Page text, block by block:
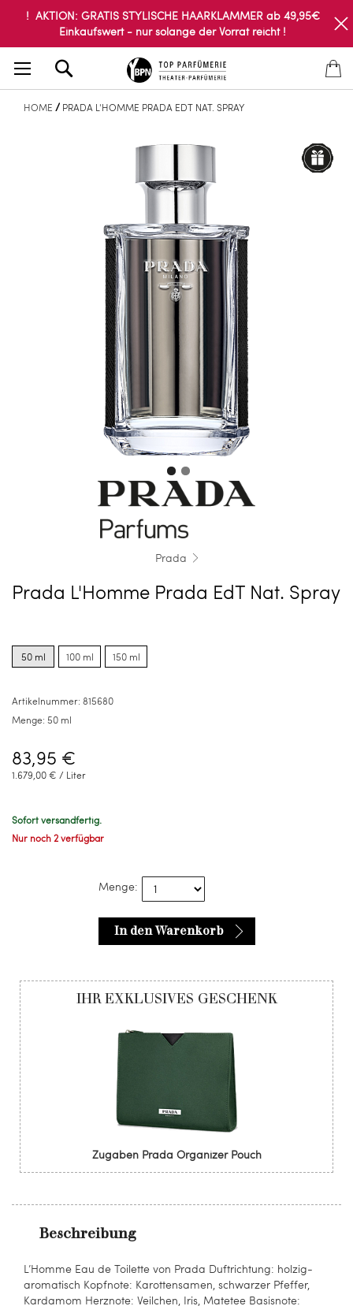
! AKTION: GRATIS STYLISCHE HAARKLAMMER ab 49,95€
Einkaufswert - nur solange der Vorrat reicht !
HOME PRADA L'HOMME PRADA EDT NAT. SPRAY
Prada
Prada L'Homme Prada EdT Nat. Spray
options
for50 ml
options
for
100 ml
options
for
150 ml
Artikelnummer: 815680
Menge: 50 ml
83,95 €
1.679,00 € / Liter
Sofort versandfertig.
Nur noch 2 verfügbar
Menge:
In den Warenkorb
Beschreibung
L’Homme Eau de Toilette von Prada Duftrichtung: holzig-
aromatisch Kopfnote: Karottensamen, schwarzer Pfeffer,
Kardamom Herznote: Veilchen, Iris, Matetee Basisnote:
IHR EXKLUSIVES GESCHENK
Zugaben Prada Organizer Pouch